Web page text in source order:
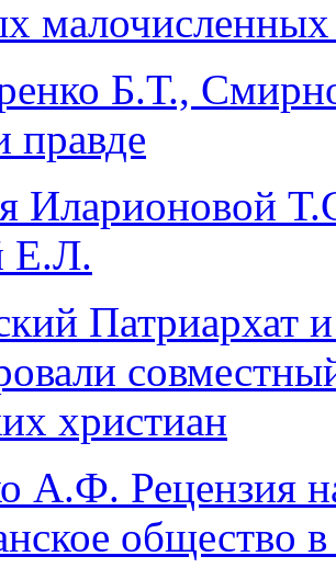
Б.Т.,
правде
Иларионовой
Е.Л.
Патриархат
христиан
А.Ф. Рецензия
общество